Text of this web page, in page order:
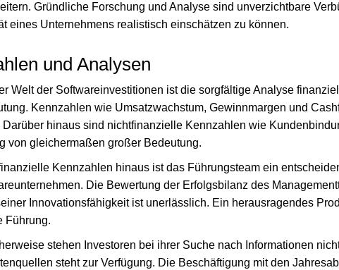
Gründliche Forschung und Analyse sind unverzichtbare
eines Unternehmens realistisch einschätzen zu können.
und Analysen
Welt der Softwareinvestitionen ist die sorgfältige Analyse
Kennzahlen wie Umsatzwachstum, Gewinnmargen und
hinaus sind nichtfinanzielle Kennzahlen wie
von gleichermaßen großer Bedeutung.
Kennzahlen hinaus ist das Führungsteam ein
Die Bewertung der Erfolgsbilanz des
Innovationsfähigkeit ist unerlässlich. Ein herausragendes
Führung.
stehen Investoren bei ihrer Suche nach Informationen
steht zur Verfügung. Die Beschäftigung mit den